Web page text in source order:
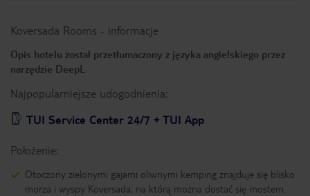
Koversada Rooms - informacje
Opis hotelu został przetłumaczony z języka angielskiego przez
narzędzie DeepL
Najpopularniejsze udogodnienia:
TUI Service Center 24/7 + TUI App
Położenie:
Otoczony zielonymi gajami oliwnymi kemping znajduje się blisko
morza i wyspy Koversada, na którą można dostać się mostem.